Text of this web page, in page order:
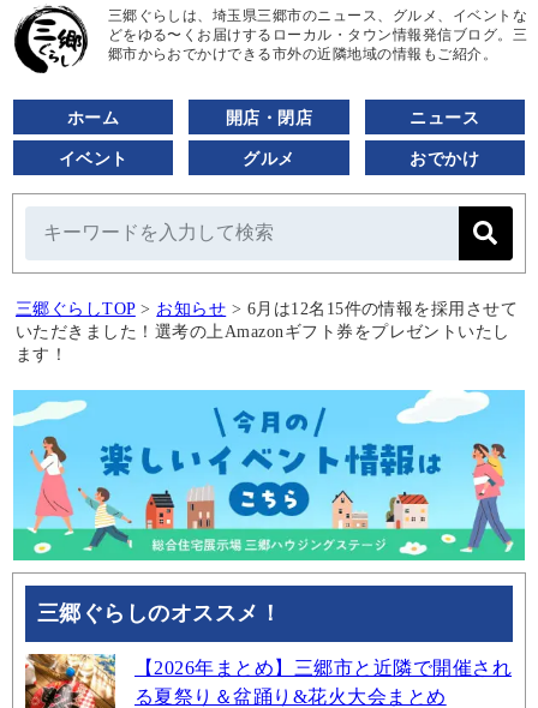
三郷ぐらしは、埼玉県三郷市のニュース、グルメ、イベントな
どをゆる〜くお届けするローカル・タウン情報発信ブログ。三
郷市からおでかけできる市外の近隣地域の情報もご紹介。
ホーム 開店・閉店 ニュース
イベント グルメ おでかけ
三郷ぐらしTOP > お知らせ > 6月は12名15件の情報を採用させて
いただきました！選考の上Amazonギフト券をプレゼントいたし
ます！
三郷ぐらしのオススメ！
【2026年まとめ】三郷市と近隣で開催され
る夏祭り＆盆踊り&花火大会まとめ